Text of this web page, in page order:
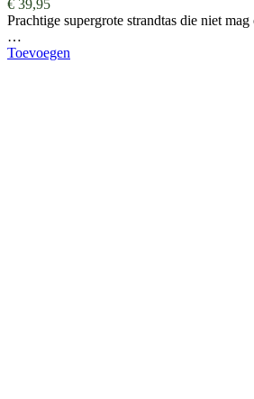
€ 39,95
Prachtige supergrote strandtas die niet
…
Toevoegen